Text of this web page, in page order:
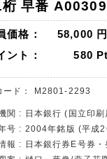
早番
価格： 58,000
ント：
580 Pt
ド： M2801-2293
関 : 日本銀行 (国立印刷
号 : 2004年銘版 (平成
報 : 日本銀行券E号券・